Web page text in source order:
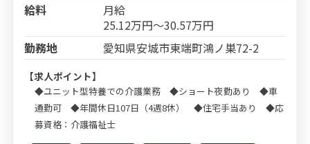
給料
月給
25.12万円～30.57万円
勤務地
愛知県安城市東端町鴻ノ巣72-2
【求人ポイント】
◆ユニット型特養での介護業務 ◆ショート夜勤あり ◆車
通勤可 ◆年間休日107日（4週8休） ◆住宅手当あり ◆応
募資格：介護福祉士